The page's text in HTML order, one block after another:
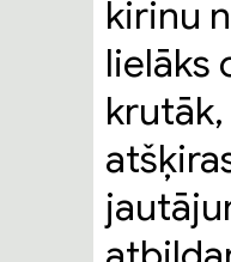
kirinu
lielāks